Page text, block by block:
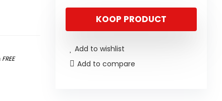
FREE
KOOP PRODUCT
Add to wishlist
Add to compare